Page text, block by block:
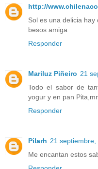
http://
Sol es una delicia
besos amiga
Responder
Mariluz Piñeiro 21
Todo el sabor de
yogur y en pan
Responder
Pilarh 21 septiembre,
Me encantan estos